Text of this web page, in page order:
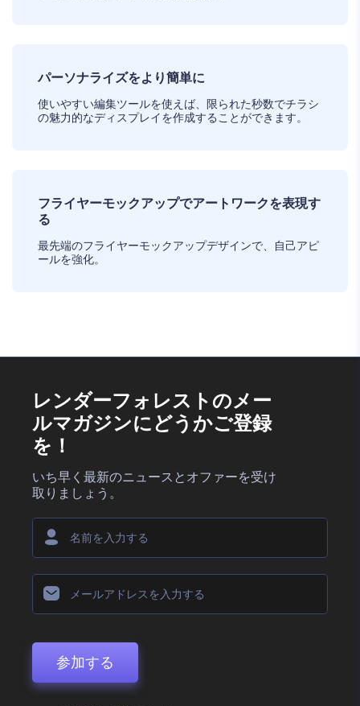
パーソナライズをより簡単に
使いやすい編集ツールを使えば、限られた秒数でチラシ
の魅力的なディスプレイを作成することができます。
フライヤーモックアップでアートワークを表現す
る
最先端のフライヤーモックアップデザインで、自己アピ
ールを強化。
レンダーフォレストのメー
ルマガジンにどうかご登録
を！
いち早く最新のニュースとオファーを受け
取りましょう。
参加する